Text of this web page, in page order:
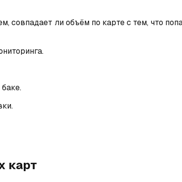
совпадает ли объём по карте с тем, что
карт